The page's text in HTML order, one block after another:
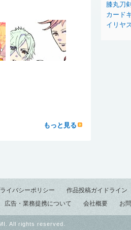
もっと見る
膝丸刀
カード
イリヤ
イバシーポリシー 作品投稿ガイドライン
広告・業務提携について 会社概要 お
All rights reserved.